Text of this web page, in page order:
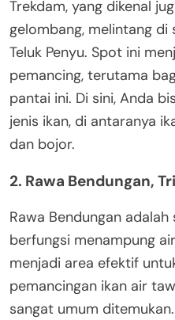
Trekdam, yang dikenal
gelombang, melintang di
Teluk Penyu. Spot ini
pemancing, terutama
pantai ini. Di sini, Anda
jenis ikan, di antaranya
dan bojor.
2. Rawa Bendungan,
Rawa Bendungan
berfungsi menampung
menjadi area efektif
pemancingan ikan air
sangat umum